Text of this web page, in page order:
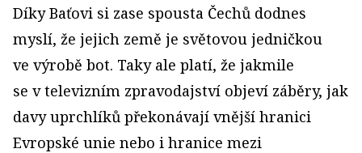
Díky Baťovi si zase spousta Čechů dodnes
myslí, že jejich země je světovou jedničkou
ve výrobě bot. Taky ale platí, že jakmile
se v televizním zpravodajství objeví záběry, jak
davy uprchlíků překonávají vnější hranici
Evropské unie nebo i hranice mezi